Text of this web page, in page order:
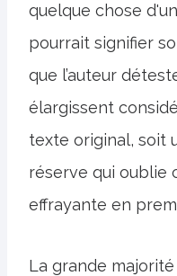
quelque chose
pourrait signifier
que l’auteur
élargissent
texte original, soit
réserve qui oublie
effrayante en
La grande